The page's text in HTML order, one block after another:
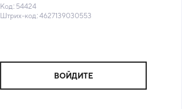
кухня (64) (КОД 54424)(-18°С)
Код: 54424
Штрих-код: 4627139030553
ВОЙДИТЕ